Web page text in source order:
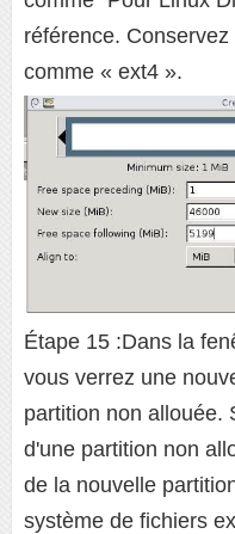
référence.
comme « ext4 ».
Étape 15 :Dans la
vous verrez une
partition non allouée.
d'une partition non
de la nouvelle
système de fichiers